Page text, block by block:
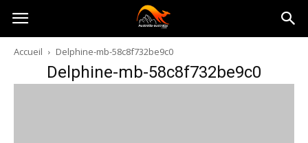
Australia-
australie.com
Accueil Delphine-mb-58c8f732be9c0
Delphine-mb-58c8f732be9c0